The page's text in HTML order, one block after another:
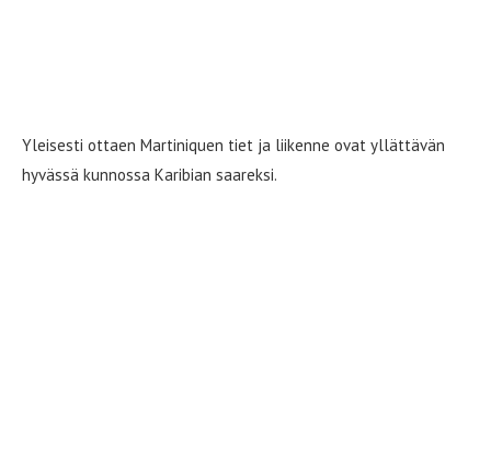
Yleisesti ottaen Martiniquen tiet ja liikenne ovat yllättävän
hyvässä kunnossa Karibian saareksi.